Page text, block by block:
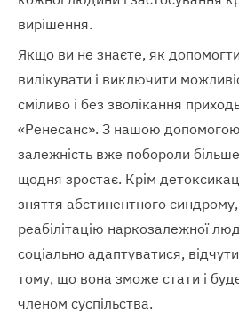
вирішення.
Якщо ви не знаєте, як
вилікувати і виключити
сміливо і без зволікання
«Ренесанс». З нашою
залежність вже побороли
щодня зростає. Крім
зняття абстинентного
реабілітацію наркозалежної
соціально адаптуватися,
тому, що вона зможе стати і
членом суспільства.